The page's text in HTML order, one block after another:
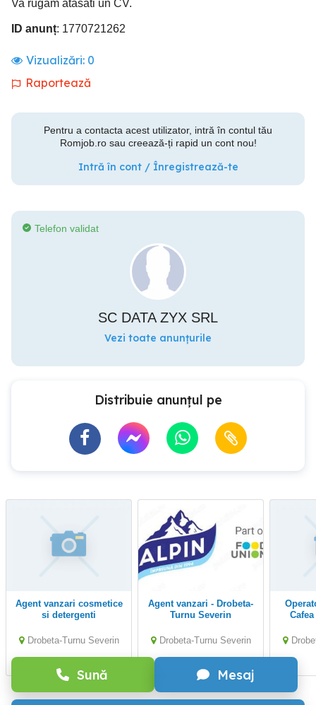
Va rugam atasati un CV.
ID anunț: 1770721262
Vizualizări: 0
Raportează
Pentru a contacta acest utilizator, intră în contul tău
Romjob.ro sau creează-ți rapid un cont nou!
Intră în cont / Înregistrează-te
Sună Mesaj
Telefon validat
SC DATA ZYX SRL
Vezi toate anunțurile
Distribuie anunțul pe
Agent vanzari cosmetice
si detergenti
Drobeta-Turnu Severin
Agent vanzari - Drobeta-
Turnu Severin
Drobeta-Turnu Severin
Operator Automate de